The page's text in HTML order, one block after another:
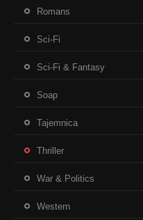
Romans
Sci-Fi
Sci-Fi & Fantasy
Soap
Tajemnica
Thriller
War & Politics
Western